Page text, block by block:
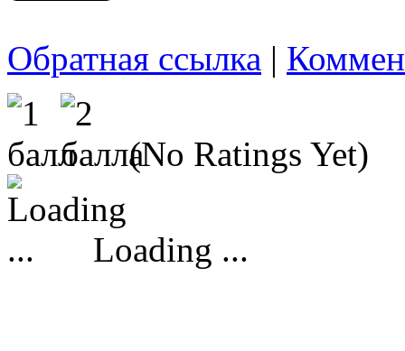
Обратная ссылка |
(No Ratings Yet)
Loading ...